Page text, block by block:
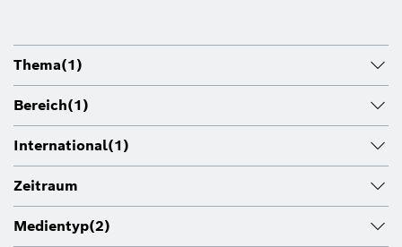
Thema(1)
Bereich(1)
International(1)
Zeitraum
Medientyp(2)